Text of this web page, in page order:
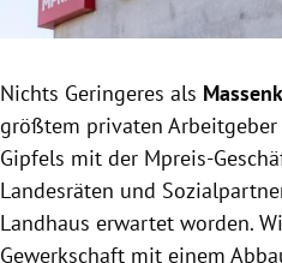
Untermenü
Untermenü
Nichts Geringeres als
größtem privaten
Gipfels mit der Mpreis-
Landesräten und
Landhaus erwartet worden.
Gewerkschaft mit einem